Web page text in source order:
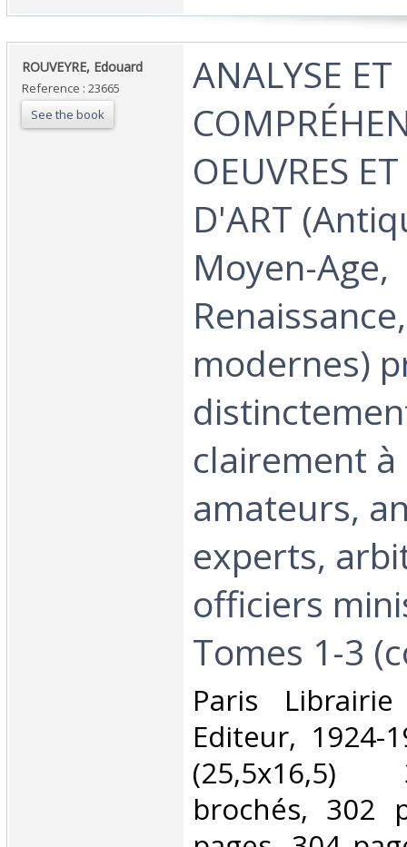
‎ROUVEYRE, Edouard ‎
Reference : 23665
See the book
‎ANALYSE ET
OEUVRES
D'ART
Moyen-Age,
modernes)
clairement
amateurs,
experts,
officiers
Tomes 1-3
‎Paris
Editeur, 1924-
brochés, 302